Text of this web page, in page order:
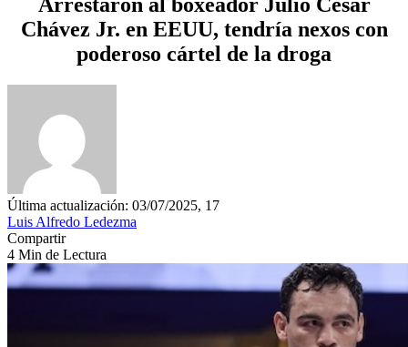
Chávez Jr. en EEUU, tendría nexos con
poderoso cártel de la droga
Última actualización: 03/07/2025, 17
Luis Alfredo Ledezma
Compartir
4 Min de Lectura